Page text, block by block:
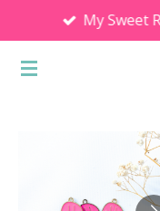
direct
naar
My Sweet